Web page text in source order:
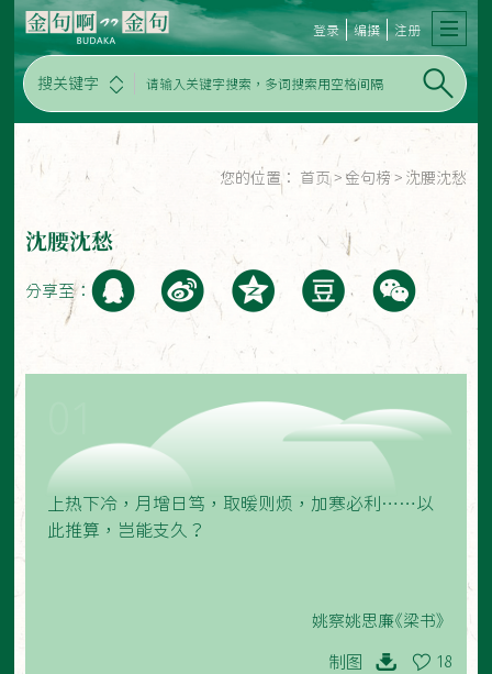
搜关键字
登录 编撰 注册
您的位置： 首页 > 金句榜 > 沈腰沈愁
沈腰沈愁
分享至：
上热下冷，月增日笃，取暖则烦，加寒必利……以
此推算，岂能支久？
姚察姚思廉《梁书》
制图 18